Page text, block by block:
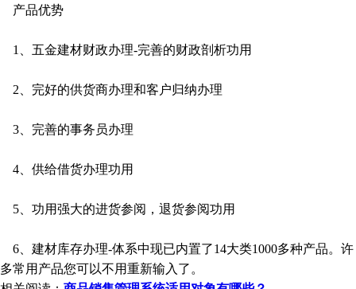
产品优势
1、五金建材财政办理-完善的财政剖析功用
2、完好的供货商办理和客户归纳办理
3、完善的事务员办理
4、供给借货办理功用
5、功用强大的进货参阅，退货参阅功用
6、建材库存办理-体系中现已内置了14大类1000多种产品。许
多常用产品您可以不用重新输入了。